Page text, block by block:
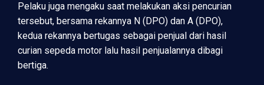
Pelaku juga mengaku saat melakukan aksi pencurian
tersebut, bersama rekannya N (DPO) dan A (DPO),
kedua rekannya bertugas sebagai penjual dari hasil
curian sepeda motor lalu hasil penjualannya dibagi
bertiga.